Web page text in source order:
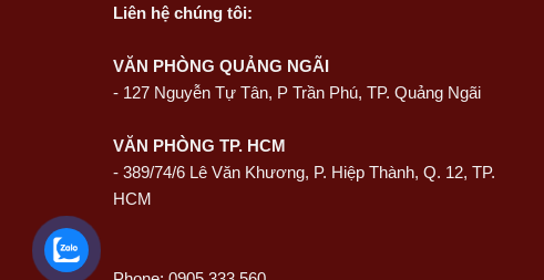
Liên hệ chúng tôi:
VĂN PHÒNG QUẢNG NGÃI
- 127 Nguyễn Tự Tân, P Trần Phú, TP. Quảng Ngãi
VĂN PHÒNG TP. HCM
- 389/74/6 Lê Văn Khương, P. Hiệp Thành, Q. 12, TP.
HCM